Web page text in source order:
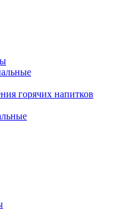
горячих напитков